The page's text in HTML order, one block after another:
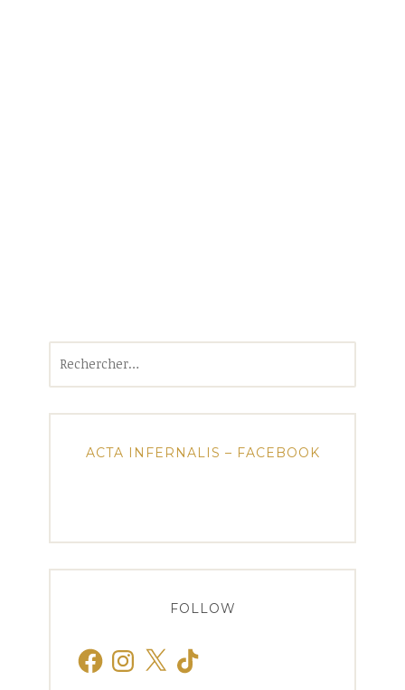
ACTA INFERNALIS – FACEBOOK
FOLLOW
FacebookInstagram
X TikTok